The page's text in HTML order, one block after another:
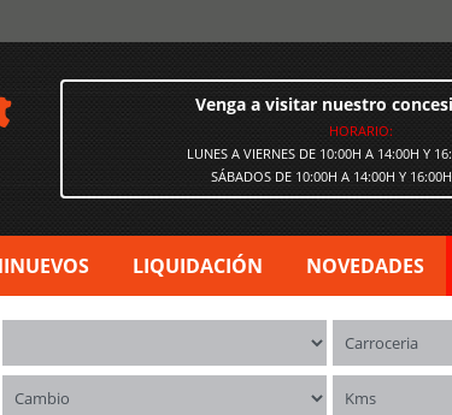
Venga a visitar nuestro
HORARIO:
LUNES A VIERNES DE 10:00H A 14:00H Y
SÁBADOS DE 10:00H A 14:00H Y
LIQUIDACIÓN NOVEDADES
Carrocerías
Cambio Kms